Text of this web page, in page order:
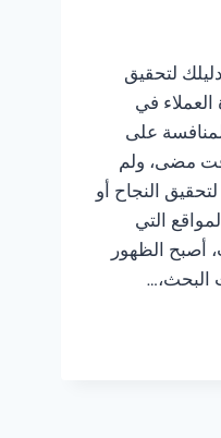
لتحقيق
العملاء في
على
مضى، ولم
النجاح أو
التي
أصبح الظهور
البحث،…